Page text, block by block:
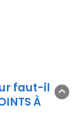
faut-il
À